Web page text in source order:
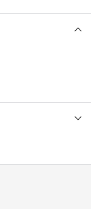
listras rosas
da marca.